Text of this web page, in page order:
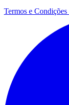
Termos e Condições